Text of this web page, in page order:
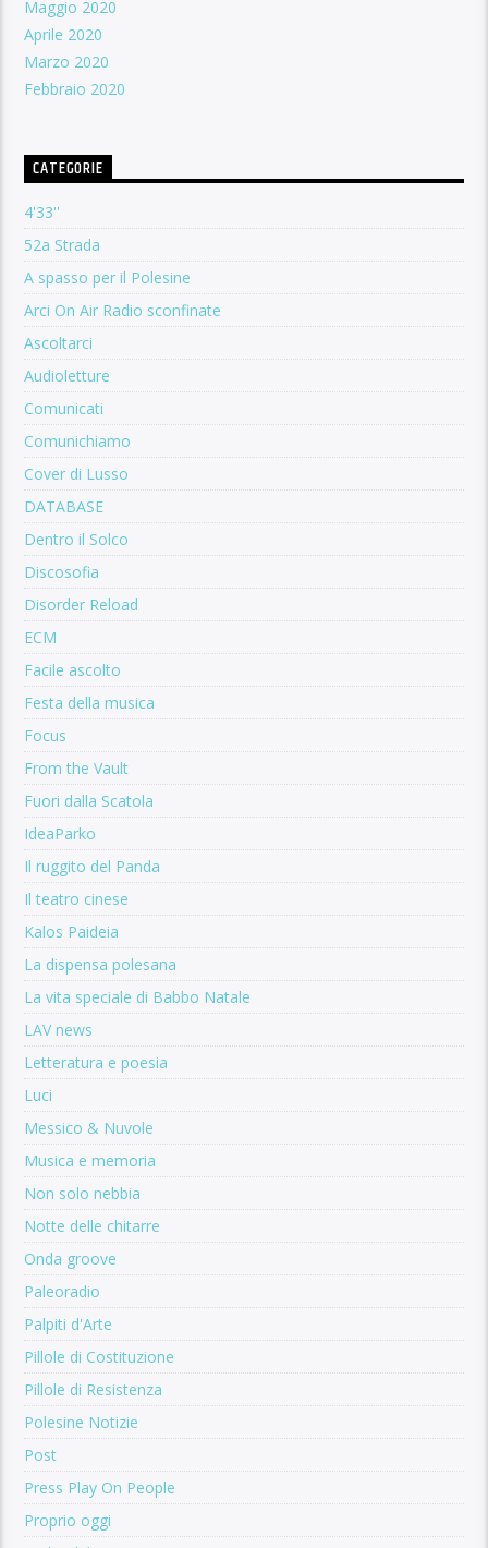
Maggio 2020
Aprile 2020
Marzo 2020
Febbraio 2020
CATEGORIE
4'33''
52a Strada
A spasso per il Polesine
Arci On Air Radio sconfinate
Ascoltarci
Audioletture
Comunicati
Comunichiamo
Cover di Lusso
DATABASE
Dentro il Solco
Discosofia
Disorder Reload
ECM
Facile ascolto
Festa della musica
Focus
From the Vault
Fuori dalla Scatola
IdeaParko
Il ruggito del Panda
Il teatro cinese
Kalos Paideia
La dispensa polesana
La vita speciale di Babbo Natale
LAV news
Letteratura e poesia
Luci
Messico & Nuvole
Musica e memoria
Non solo nebbia
Notte delle chitarre
Onda groove
Paleoradio
Palpiti d'Arte
Pillole di Costituzione
Pillole di Resistenza
Polesine Notizie
Post
Press Play On People
Proprio oggi